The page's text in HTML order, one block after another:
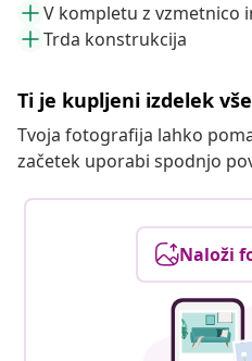
V kompletu z vzmetnico
Trda konstrukcija
Ti je kupljeni izdelek
Tvoja fotografija lahko
začetek uporabi spodnjo
Naloži